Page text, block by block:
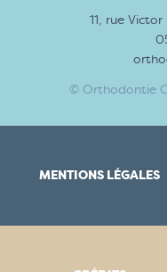
11, rue
© Orthodontie
MENTIONS LÉGALES